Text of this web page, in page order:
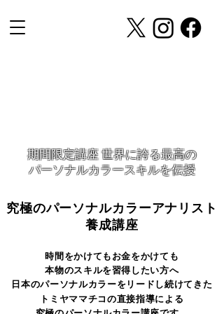
期間限定講座 世界に誇る最高の
パーソナルカラースキルを伝授
究極のパーソナルカラーアナリスト
養成講座
究極のパーソナルカラーアナリスト
養成講座
時間をかけてもお金をかけても
本物のスキルを習得したい方へ
日本のパーソナルカラーをリードし続けてきた
トミヤママチコの直接指導による
時間をかけてもお金をかけても
本物のスキルを習得したい方へ
日本のパーソナルカラーをリードし続けてきた
トミヤママチコの直接指導による